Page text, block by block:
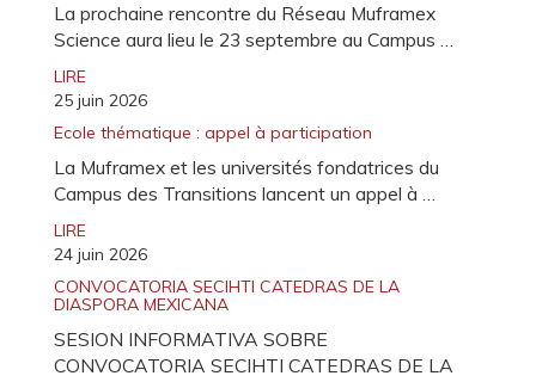
La prochaine rencontre du Réseau Muframex
Science aura lieu le 23 septembre au Campus …
LIRE
25 juin 2026
Ecole thématique : appel à participation
La Muframex et les universités fondatrices du
Campus des Transitions lancent un appel à …
LIRE
24 juin 2026
CONVOCATORIA SECIHTI CATEDRAS DE LA
DIASPORA MEXICANA
SESION INFORMATIVA SOBRE
CONVOCATORIA SECIHTI CATEDRAS DE LA